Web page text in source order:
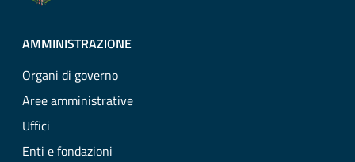
AMMINISTRAZIONE
Organi di governo
Aree amministrative
Uffici
Enti e fondazioni